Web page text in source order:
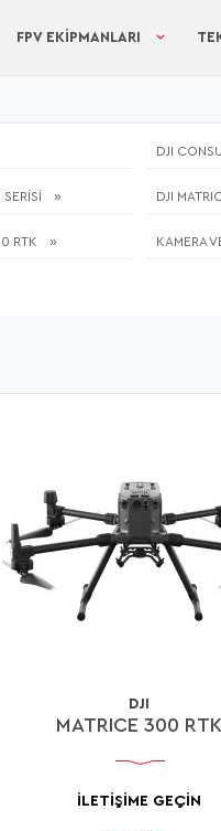
FPV EKIPMANLARI
DJI
DJI
RTK KAMERA
DJI
MATRICE 300
İLETİŞİME GEÇİN